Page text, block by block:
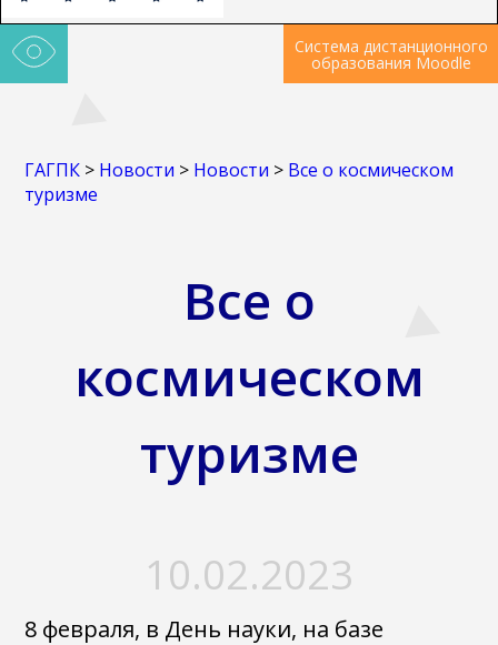
Система дистанционного
образования Moodle
ГАГПК > Новости > Новости > Все о космическом
туризме
Все о
космическом
туризме
10.02.2023
8 февраля, в День науки, на базе